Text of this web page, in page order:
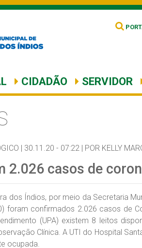
CIDADÃO SERVIDOR
| 30.11.20 - 07:22 | POR KELLY
2.026 casos de
dos Índios, por meio da Secretaria
foram confirmados 2.026 casos de
(UPA) existem 8 leitos
Clínica. A UTI do Hospital
ocupada.